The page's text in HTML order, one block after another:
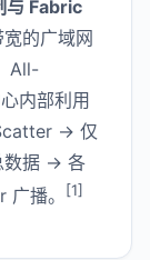
与 Fabric
的广域网
All-
内部利用
→ 仅
数据 → 各
播。
[1]